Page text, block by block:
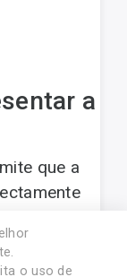
o uso de
a
que a
Lda..